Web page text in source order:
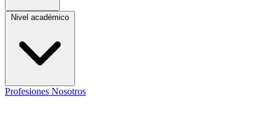
Nivel académico
Profesiones Nosotros